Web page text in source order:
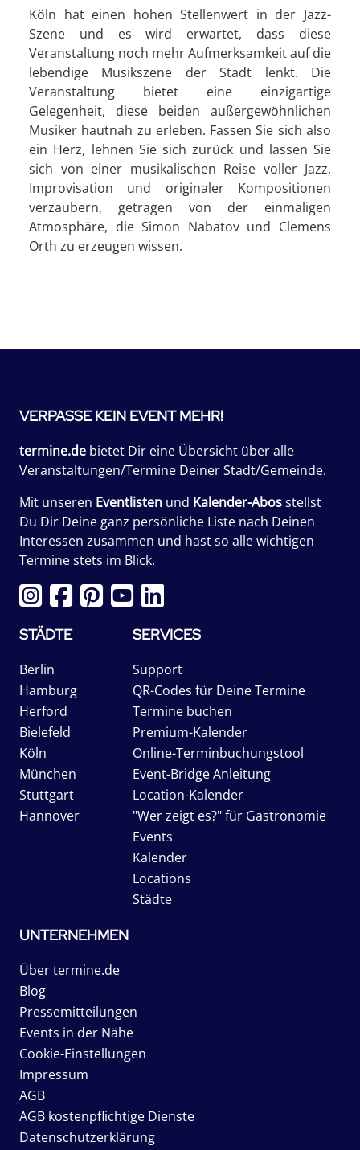
Köln hat einen hohen Stellenwert in der Jazz-
Szene und es wird erwartet, dass diese
Veranstaltung noch mehr Aufmerksamkeit auf die
lebendige Musikszene der Stadt lenkt. Die
Veranstaltung bietet eine einzigartige
Gelegenheit, diese beiden außergewöhnlichen
Musiker hautnah zu erleben. Fassen Sie sich also
ein Herz, lehnen Sie sich zurück und lassen Sie
sich von einer musikalischen Reise voller Jazz,
Improvisation und originaler Kompositionen
verzaubern, getragen von der einmaligen
Atmosphäre, die Simon Nabatov und Clemens
Orth zu erzeugen wissen.
VERPASSE KEIN EVENT MEHR!
termine.de bietet Dir eine Übersicht über alle
Veranstaltungen/Termine Deiner Stadt/Gemeinde.
Mit unseren Eventlisten und Kalender-Abosstellst
Du Dir Deine ganz persönliche Liste nach Deinen
Interessen zusammen und hast so alle wichtigen
Termine stets im Blick.
STÄDTE
Berlin
Hamburg
Herford
Bielefeld
Köln
München
Stuttgart
Hannover
SERVICES
Support
QR-Codes für Deine Termine
Termine buchen
Premium-Kalender
Online-Terminbuchungstool
Event-Bridge Anleitung
Location-Kalender
"Wer zeigt es?" für Gastronomie
Events
Kalender
Locations
Städte
UNTERNEHMEN
Über termine.de
Blog
Pressemitteilungen
Events in der Nähe
Cookie-Einstellungen
Impressum
AGB
AGB kostenpflichtige Dienste
Datenschutzerklärung